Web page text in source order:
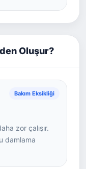
Oluşur?
Bakım Eksikliği
zor çalışır.
damlama